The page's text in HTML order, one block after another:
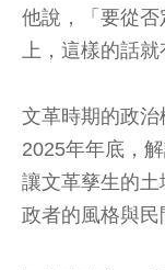
他說，「要從
上，這樣的話就
文革時期的政治
2025年年底，
讓文革孳生的
政者的風格與民